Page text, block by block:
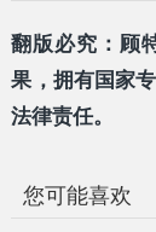
翻版必究：顾
果，拥有国家
法律责任。
您可能喜欢